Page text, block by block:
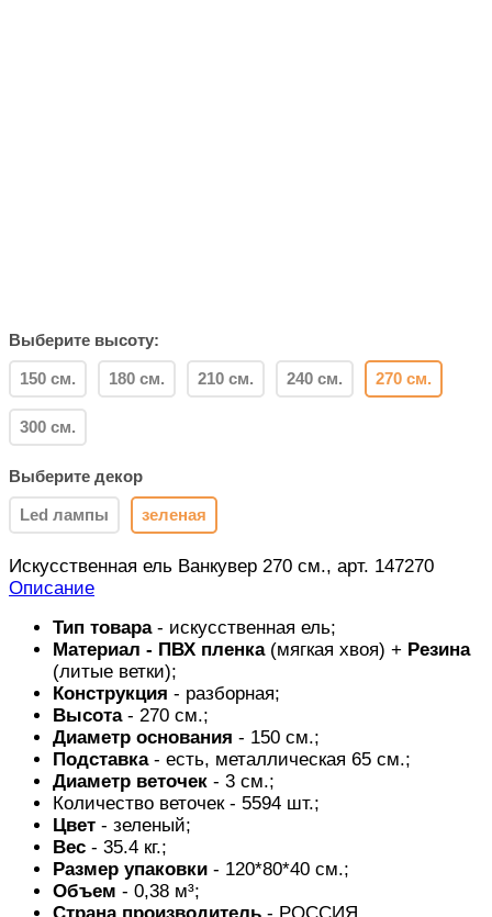
Выберите высоту:
150 см. 180 см. 210 см. 240 см. 270 см.
300 см.
Выберите декор
Led лампы зеленая
Искусственная ель Ванкувер 270 см., арт. 147270
Описание
Тип товара- искусственная ель;
Материал - ПВХ пленка(мягкая хвоя) + Резина
(литые ветки);
Конструкция - разборная;
Высота - 270 см.;
Диаметр основания - 150 см.;
Подставка - есть, металлическая 65 см.;
Диаметр веточек - 3 см.;
Количество веточек - 5594 шт.;
Цвет - зеленый;
Вес - 35.4 кг.;
Размер упаковки - 120*80*40 см.;
Объем - 0,38 м³;